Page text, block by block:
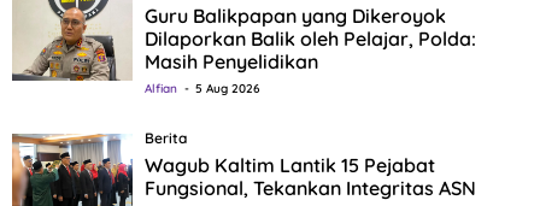
Guru Balikpapan yang Dikeroyok
Dilaporkan Balik oleh Pelajar, Polda:
Masih Penyelidikan
Alfian 5 Aug 2026
Berita
Wagub Kaltim Lantik 15 Pejabat
Fungsional, Tekankan Integritas ASN